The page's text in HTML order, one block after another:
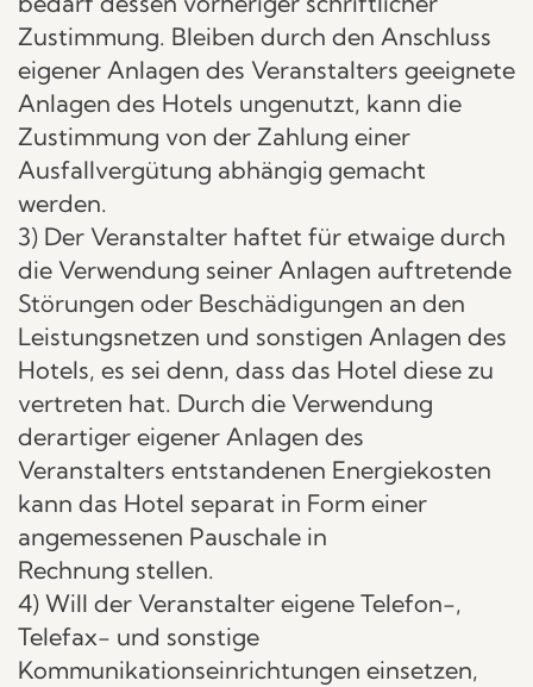
Zustimmung. Bleiben durch den Anschluss
eigener Anlagen des Veranstalters geeignete
Anlagen des Hotels ungenutzt, kann die
Zustimmung von der Zahlung einer
Ausfallvergütung abhängig gemacht
werden.
3) Der Veranstalter haftet für etwaige durch
die Verwendung seiner Anlagen auftretende
Störungen oder Beschädigungen an den
Leistungsnetzen und sonstigen Anlagen des
Hotels, es sei denn, dass das Hotel diese zu
vertreten hat. Durch die Verwendung
derartiger eigener Anlagen des
Veranstalters entstandenen Energiekosten
kann das Hotel separat in Form einer
angemessenen Pauschale in
Rechnung stellen.
4) Will der Veranstalter eigene Telefon-,
Telefax- und sonstige
Kommunikationseinrichtungen einsetzen,